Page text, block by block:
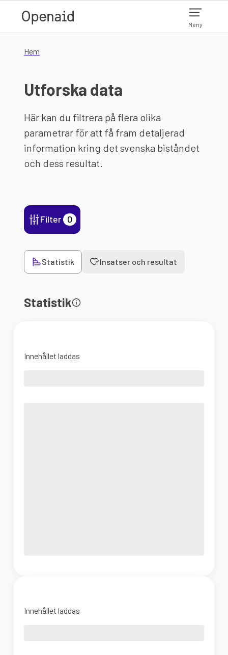
Meny
Hem
Utforska data
Här kan du filtrera på flera olika
parametrar för att få fram detaljerad
information kring det svenska biståndet
och dess resultat.
Filter 0
Statistik Insatser och resultat
Statistik
Innehållet laddas
Innehållet laddas